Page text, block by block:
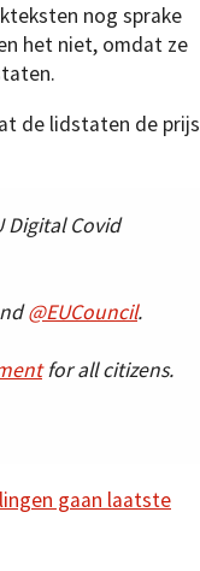
nog sprake
het niet, omdat ze
de lidstaten de prijs
Digital Covid
@EUCouncil.
for all citizens.
gaan laatste